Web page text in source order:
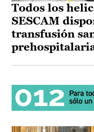
Todos los
SESCAM
transfusión